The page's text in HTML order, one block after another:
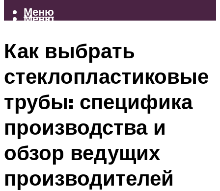
Меню
Меню
Как выбрать
стеклопластиковые
трубы: специфика
производства и
обзор ведущих
производителей